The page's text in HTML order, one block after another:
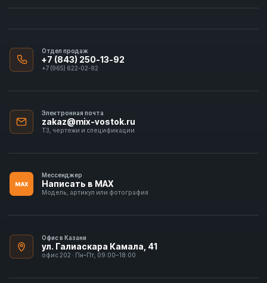
Отдел продаж
+7 (843) 250-13-92
+7 (965) 622-02-92
Электронная почта
zakaz@mix-vostok.ru
ТЗ, чертежи и спецификации
MAX
Мессенджер
Написать в MAX
Модель, артикул или фотография
Офис в Казани
ул. Галиаскара Камала, 41
офис 202 · Пн–Пт, 09:00–18:00